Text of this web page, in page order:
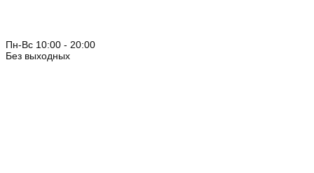
Пн-Вс 10:00 - 20:00
Без выходных